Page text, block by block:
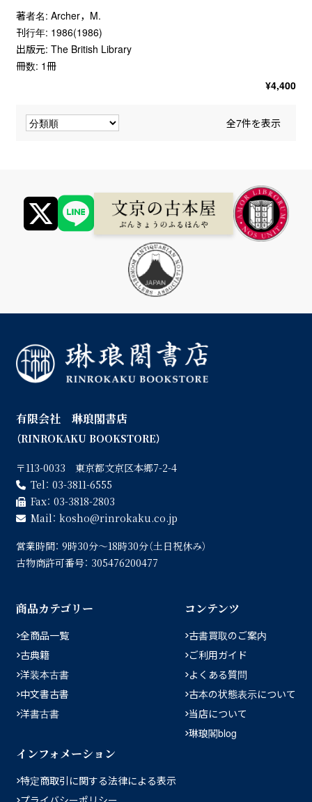
著者名: Archer，M.
刊行年: 1986(1986)
出版元: The British Library
冊数: 1冊
¥4,400
全7件を表示
有限会社 琳琅閣書店
（RINROKAKU BOOKSTORE）
〒113-0033 東京都文京区本郷7-2-4
Tel： 03-3811-6555
Fax： 03-3818-2803
Mail： kosho
rinrokaku.co.jp
営業時間： 9時30分〜18時30分（土日祝休み）
古物商許可番号： 305476200477
商品カテゴリー
全商品一覧
古典籍
洋装本古書
中文書古書
洋書古書
コンテンツ
古書買取のご案内
ご利用ガイド
よくある質問
古本の状態表示について
当店について
琳琅閣blog
インフォメーション
特定商取引に関する法律による表示